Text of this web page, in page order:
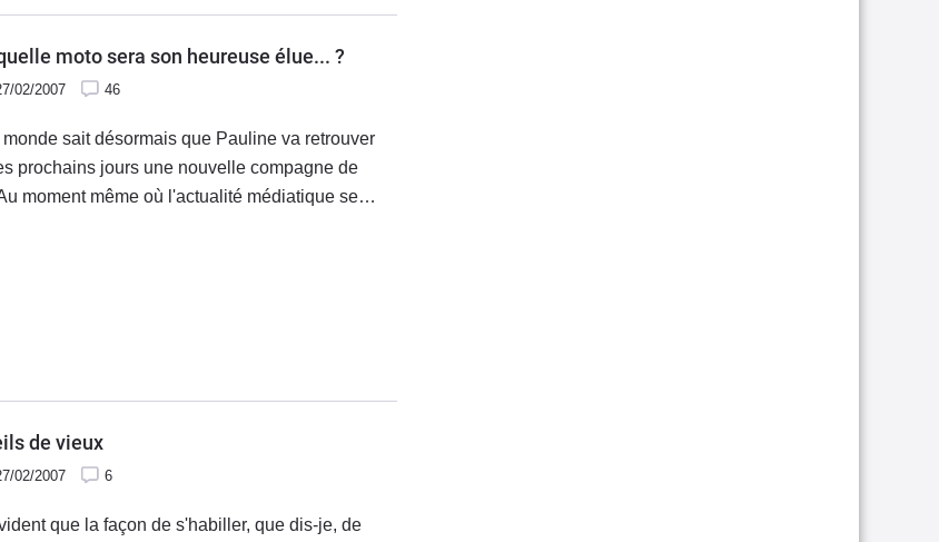
moto sera son heureuse élue... ?
02/2007 46
monde sait désormais que Pauline va retrouver
prochains jours une nouvelle compagne de
de vieux
02/2007 6
que la façon de s'habiller, que dis-je, de